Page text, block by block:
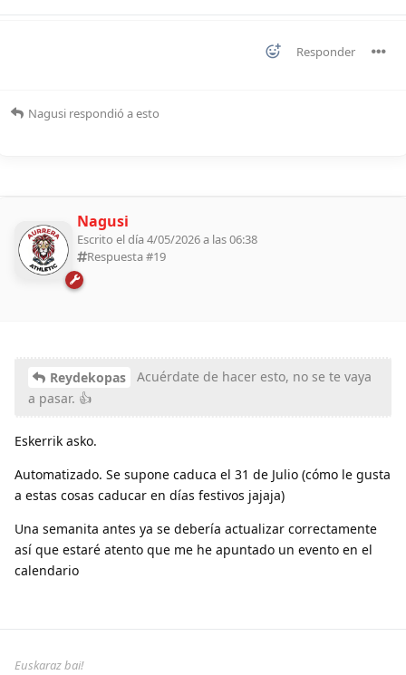
Responder
Nagusi respondió a esto
Nagusi
Escrito el día 4/05/2026 a las 06:38
Respuesta #19
Reydekopas
Acuérdate de hacer esto, no se te vaya
a pasar. 👍
Eskerrik asko.
Automatizado. Se supone caduca el 31 de Julio (cómo le gusta
a estas cosas caducar en días festivos jajaja)
Una semanita antes ya se debería actualizar correctamente
así que estaré atento que me he apuntado un evento en el
calendario
Euskaraz bai!